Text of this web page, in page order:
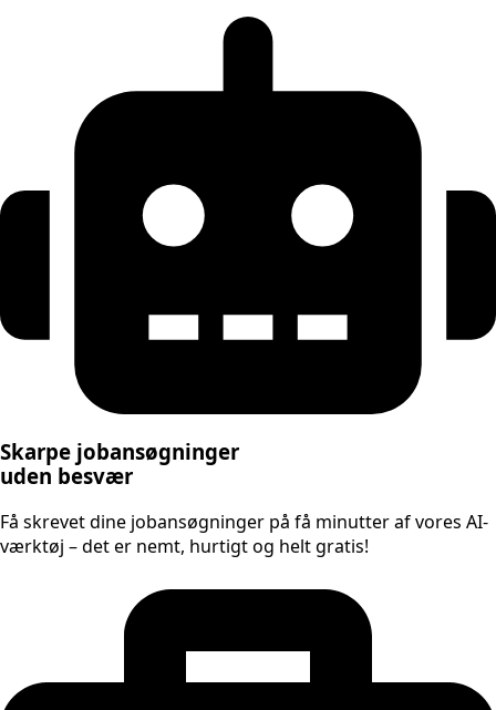
Skarpe jobansøgninger
uden besvær
Få skrevet dine jobansøgninger på få minutter af vores AI-
værktøj – det er nemt, hurtigt og helt gratis!